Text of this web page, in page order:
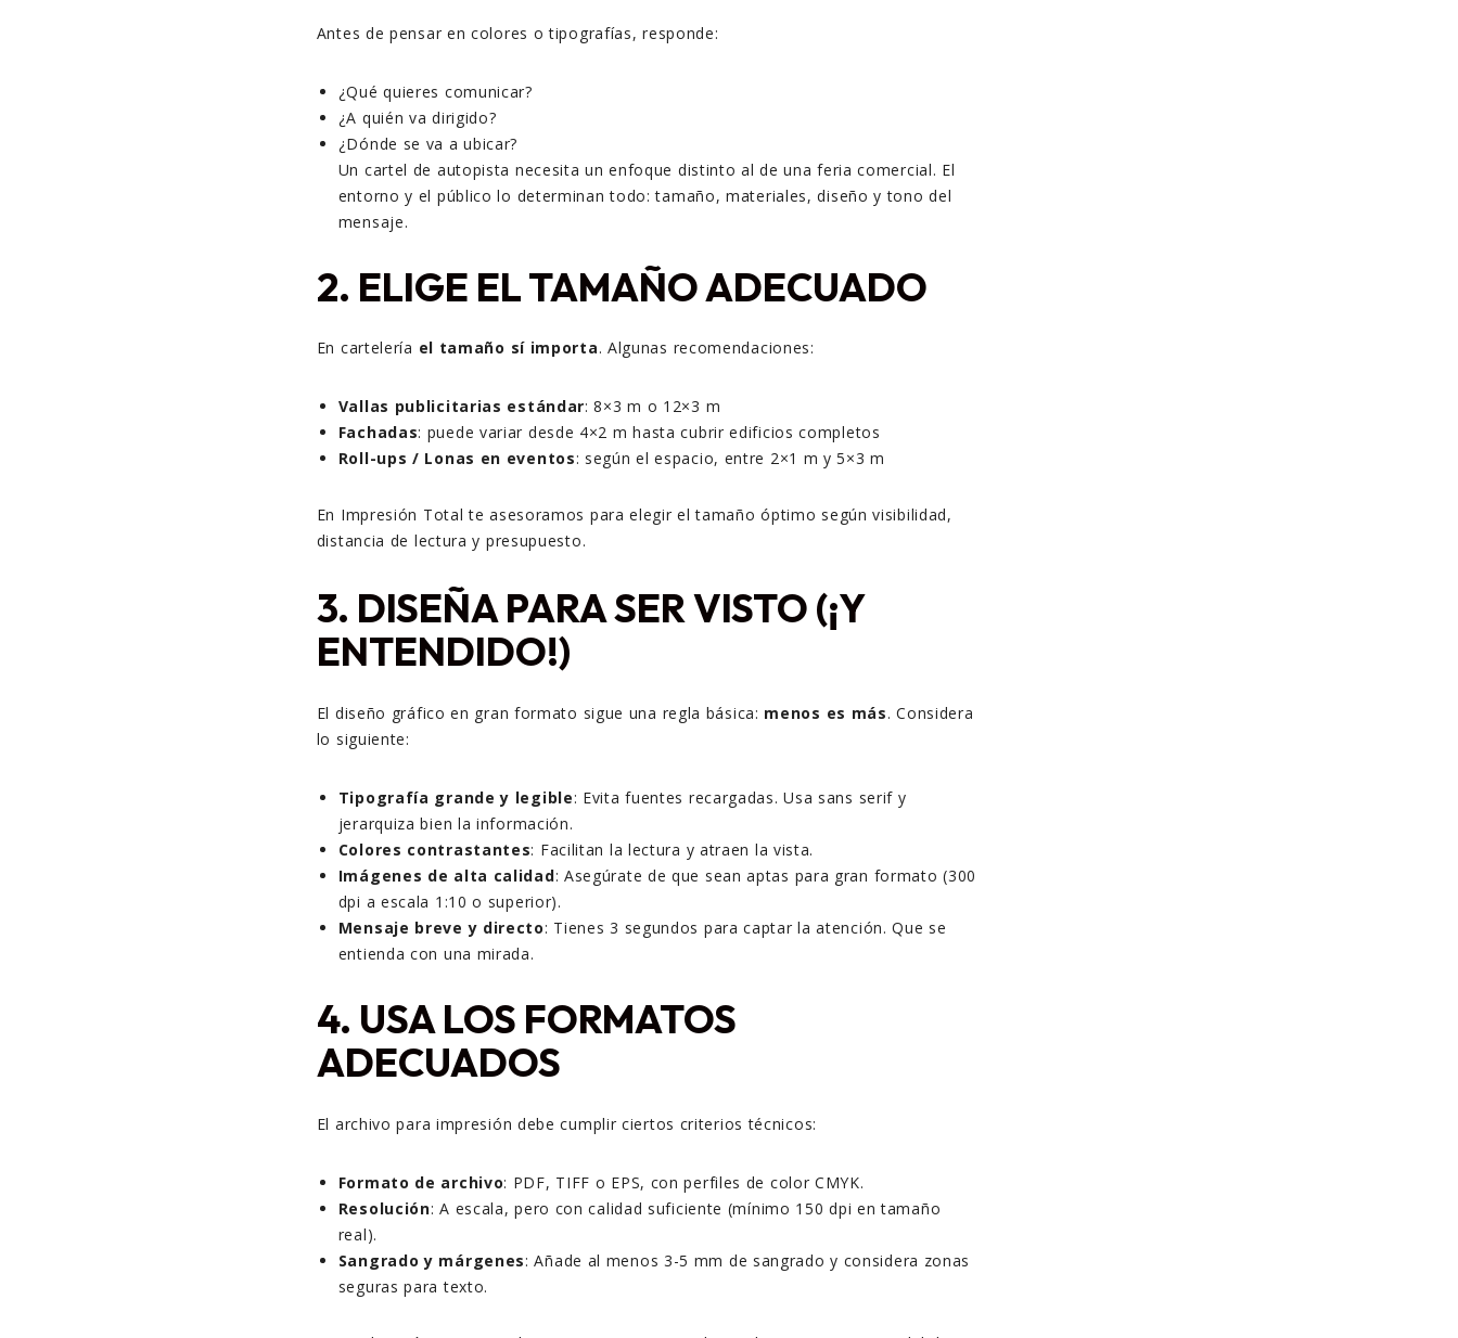
Antes de pensar en colores o tipografías, responde:
¿Qué quieres comunicar?
¿A quién va dirigido?
¿Dónde se va a ubicar?
Un cartel de autopista necesita un enfoque distinto al de una feria comercial. El
entorno y el público lo determinan todo: tamaño, materiales, diseño y tono del
mensaje.
2. ELIGE EL TAMAÑO ADECUADO
En cartelería el tamaño sí importa. Algunas recomendaciones:
Vallas publicitarias estándar: 8×3 m o 12×3 m
Fachadas: puede variar desde 4×2 m hasta cubrir edificios completos
Roll-ups / Lonas en eventos: según el espacio, entre 2×1 m y 5×3 m
En Impresión Total te asesoramos para elegir el tamaño óptimo según visibilidad,
distancia de lectura y presupuesto.
3. DISEÑA PARA SER VISTO (¡Y
ENTENDIDO!)
El diseño gráfico en gran formato sigue una regla básica: menos es más. Considera
lo siguiente:
Tipografía grande y legible: Evita fuentes recargadas. Usa sans serif y
jerarquiza bien la información.
Colores contrastantes: Facilitan la lectura y atraen la vista.
Imágenes de alta calidad: Asegúrate de que sean aptas para gran formato (300
dpi a escala 1:10 o superior).
Mensaje breve y directo: Tienes 3 segundos para captar la atención. Que se
entienda con una mirada.
4. USA LOS FORMATOS
ADECUADOS
El archivo para impresión debe cumplir ciertos criterios técnicos:
Formato de archivo: PDF, TIFF o EPS, con perfiles de color CMYK.
Resolución: A escala, pero con calidad suficiente (mínimo 150 dpi en tamaño
real).
Sangrado y márgenes: Añade al menos 3-5 mm de sangrado y considera zonas
seguras para texto.